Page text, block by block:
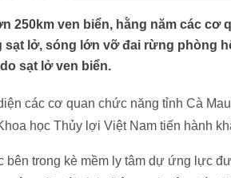
250km ven biển, hằng năm các cơ
sạt lở, sóng lớn vỡ đai rừng phòng
sạt lở ven biển.
các cơ quan chức năng tỉnh Cà
học Thủy lợi Việt Nam tiến hành
bên trong kè mềm ly tâm dự ứng lực